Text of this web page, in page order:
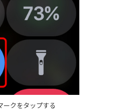
クをタップする